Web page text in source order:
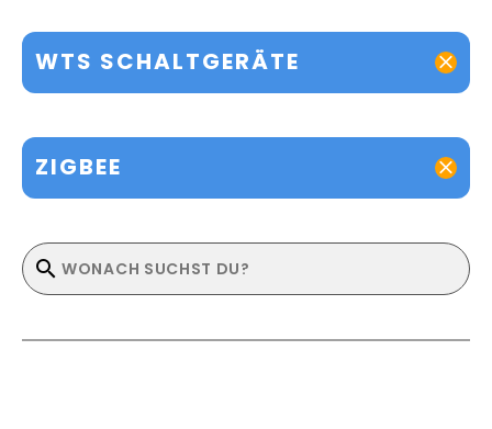
WTS SCHALTGERÄTE
ZIGBEE